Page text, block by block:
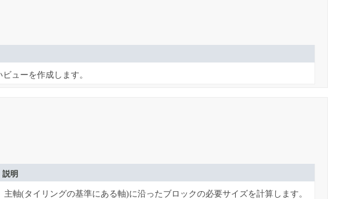
ューを作成します。
説明
主軸(タイリングの基準にある軸)に沿ったブロックの必要サイズを計算します。